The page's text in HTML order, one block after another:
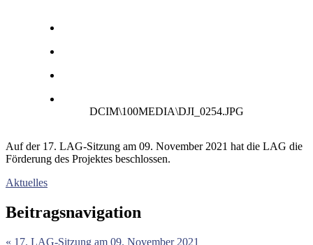
DCIM\100MEDIA\DJI_0254.JPG
Auf der 17. LAG-Sitzung am 09. November 2021 hat die LAG die
Förderung des Projektes beschlossen.
Aktuelles
Beitragsnavigation
« 17. LAG-Sitzung am 09. November 2021